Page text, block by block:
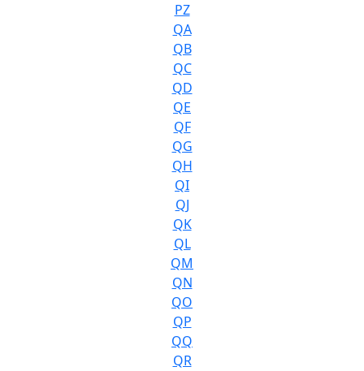
PZ
QA
QB
QC
QD
QE
QF
QG
QH
QI
QJ
QK
QL
QM
QN
QO
QP
QQ
QR